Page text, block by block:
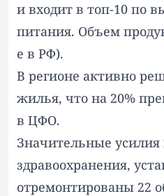
и входит в топ-10 по
питания. Объем
е в РФ).
В регионе активно
жилья, что на 20%
в ЦФО.
Значительные усилия
здравоохранения,
отремонтированы 22